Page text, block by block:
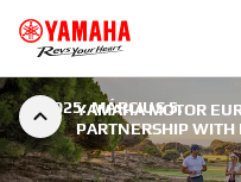
YAMAHA MOTOR
PARTNERSHIP WITH
2025. MÁRCIUS 5.